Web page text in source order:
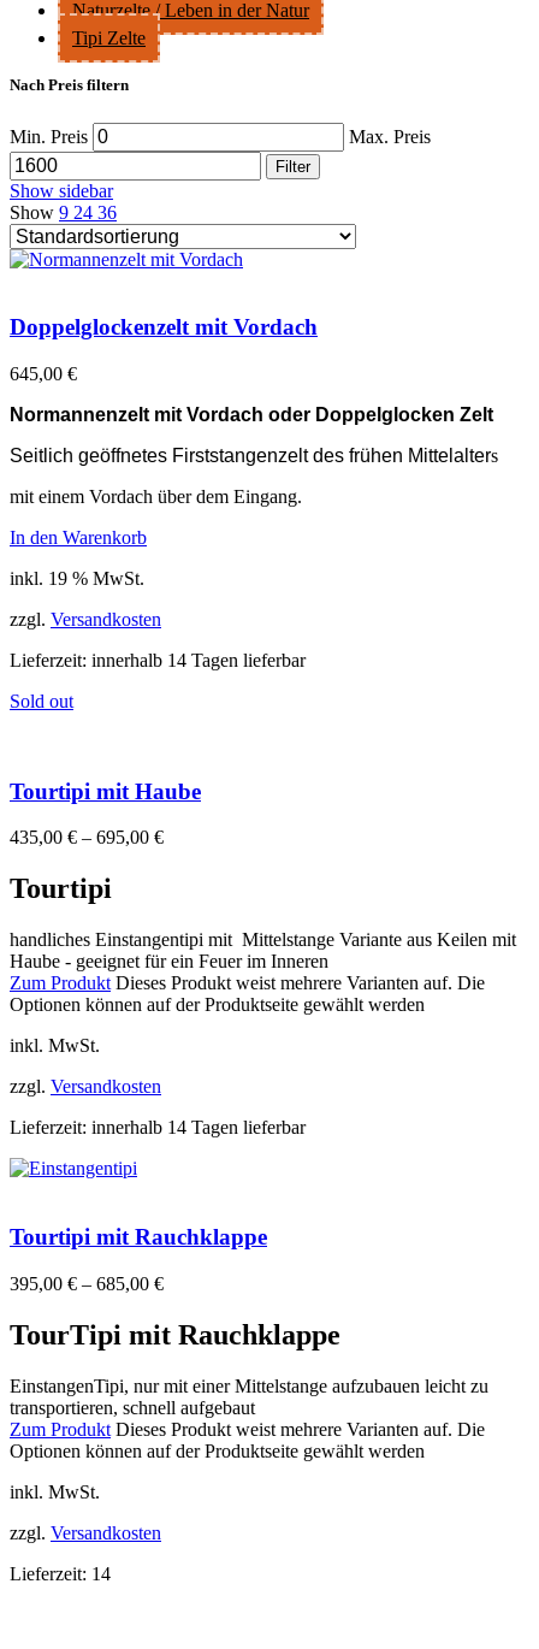
Naturzelte / Leben in der Natur
Tipi Zelte
Nach Preis filtern
Min. Preis Max. Preis
Filter
Show sidebar
Show 9 24 36
Doppelglockenzelt mit Vordach
645,00 €
Normannenzelt mit Vordach oder Doppelglocken Zelt
Seitlich geöffnetes Firststangenzelt des frühen Mittelalters
mit einem Vordach über dem Eingang.
In den Warenkorb
inkl. 19 % MwSt.
zzgl. Versandkosten
Lieferzeit: innerhalb 14 Tagen lieferbar
Sold out
Tourtipi mit Haube
435,00 € – 695,00 €
Tourtipi
handliches Einstangentipi mit Mittelstange Variante aus Keilen mit
Haube - geeignet für ein Feuer im Inneren
Zum Produkt Dieses Produkt weist mehrere Varianten auf. Die
Optionen können auf der Produktseite gewählt werden
inkl. MwSt.
zzgl. Versandkosten
Lieferzeit: innerhalb 14 Tagen lieferbar
Tourtipi mit Rauchklappe
395,00 € – 685,00 €
TourTipi mit Rauchklappe
EinstangenTipi, nur mit einer Mittelstange aufzubauen leicht zu
transportieren, schnell aufgebaut
Zum Produkt Dieses Produkt weist mehrere Varianten auf. Die
Optionen können auf der Produktseite gewählt werden
inkl. MwSt.
zzgl. Versandkosten
Lieferzeit: 14